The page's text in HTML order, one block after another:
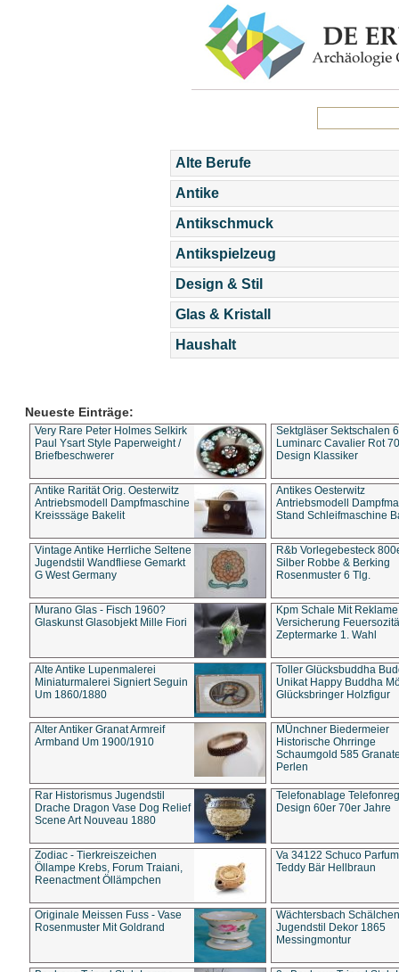
Alte Berufe
Antike
Antikschmuck
Antikspielzeug
Design & Stil
Glas & Kristall
Haushalt
Neueste Einträge:
Very Rare Peter Holmes Selkirk
Paul Ysart Style Paperweight /
Briefbeschwerer
Sektgläser Sektschalen
Luminarc Cavalier Rot
Design Klassiker
Antike Rarität Orig. Oesterwitz
Antriebsmodell Dampfmaschine
Kreisssäge Bakelit
Antikes Oesterwitz
Antriebsmodell
Stand Schleifmaschine
Vintage Antike Herrliche Seltene
Jugendstil Wandfliese Gemarkt
G West Germany
R&b Vorlegebesteck
Silber Robbe & Berking
Rosenmuster 6 Tlg.
Murano Glas - Fisch 1960?
Glaskunst Glasobjekt Mille Fiori
Kpm Schale Mit Reklame
Versicherung
Zeptermarke 1. Wahl
Alte Antike Lupenmalerei
Miniaturmalerei Signiert Seguin
Um 1860/1880
Toller Glücksbuddha
Unikat Happy Buddha
Glücksbringer Holzfigur
Alter Antiker Granat Armreif
Armband Um 1900/1910
MÜnchner Biedermeier
Historische Ohrringe
Schaumgold 585
Perlen
Rar Historismus Jugendstil
Drache Dragon Vase Dog Relief
Scene Art Nouveau 1880
Telefonablage
Design 60er 70er Jahre
Zodiac - Tierkreiszeichen
Öllampe Krebs, Forum Traiani,
Reenactment Öllämpchen
Va 34122 Schuco
Teddy Bär Hellbraun
Originale Meissen Fuss - Vase
Rosenmuster Mit Goldrand
Wächtersbach Schälchen
Jugendstil Dekor 1865
Messingmontur